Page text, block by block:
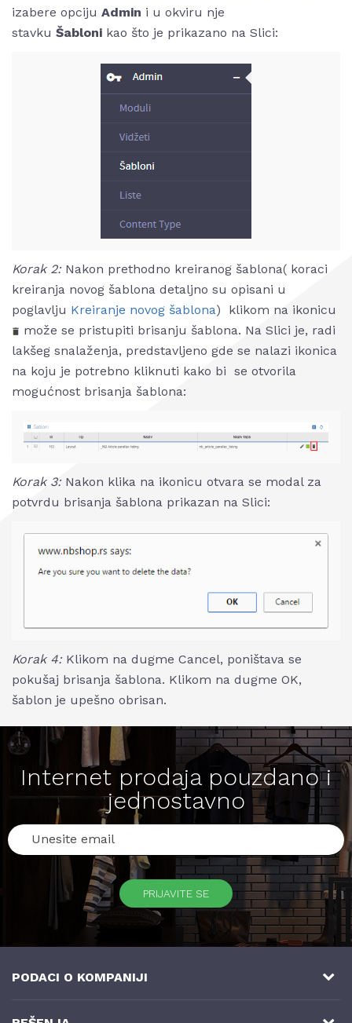
izabere opciju Admin i u okviru nje
stavku Šabloni kao što je prikazano na Slici:
Korak 2: Nakon prethodno kreiranog šablona( koraci
kreiranja novog šablona detaljno su opisani u
poglavlju Kreiranje novog šablona) klikom na ikonicu
može se pristupiti brisanju šablona. Na Slici je, radi
lakšeg snalaženja, predstavljeno gde se nalazi ikonica
na koju je potrebno kliknuti kako bi se otvorila
mogućnost brisanja šablona:
Korak 3: Nakon klika na ikonicu otvara se modal za
potvrdu brisanja šablona prikazan na Slici:
Korak 4: Klikom na dugme Cancel, poništava se
pokušaj brisanja šablona. Klikom na dugme OK,
šablon je upešno obrisan.
Internet prodaja pouzdano i
jednostavno
PRIJAVITE SE
PODACI O KOMPANIJI
NB SOFT